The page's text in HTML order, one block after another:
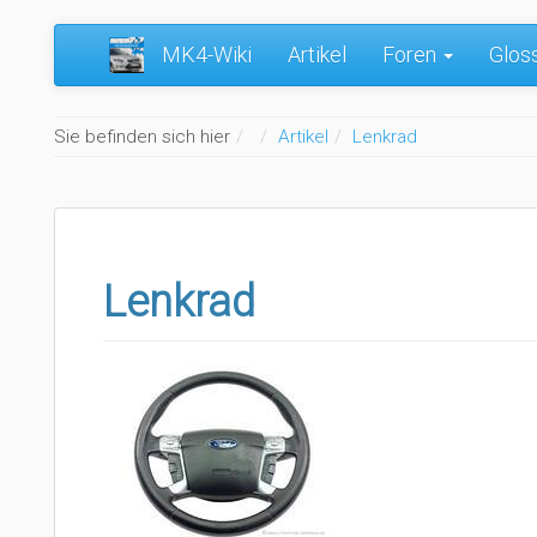
MK4-Wiki Artikel Foren
Sie befinden sich hier Home
Artikel Lenkrad
Lenkrad